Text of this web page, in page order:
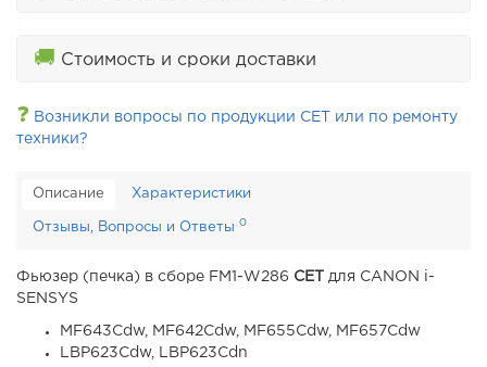
🚚 Стоимость и сроки доставки
❓ Возникли вопросы по продукции CET или по ремонту
техники?
Описание Характеристики
Отзывы, Вопросы и Ответы 0
Фьюзер (печка) в сборе FM1-W286 CET
для CANON i-
SENSYS
MF643Cdw, MF642Cdw, MF655Cdw, MF657Cdw
LBP623Cdw, LBP623Cdn